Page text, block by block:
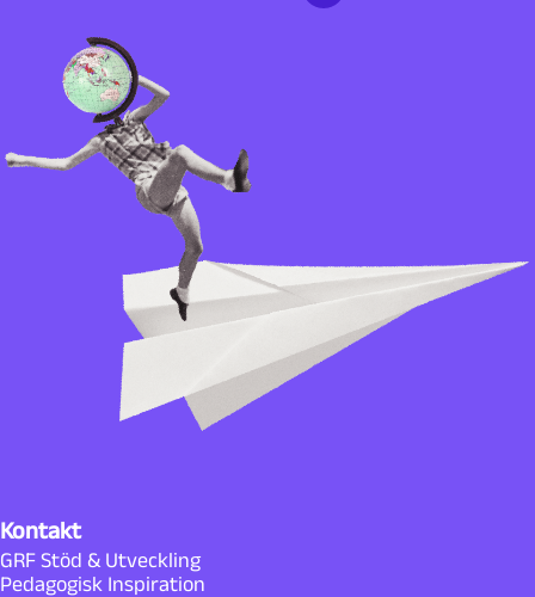
Kontakt
GRF Stöd & Utveckling
Pedagogisk Inspiration